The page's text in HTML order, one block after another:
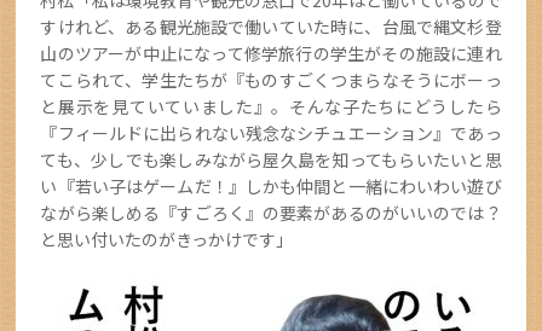
すけれど、ある観光施設で働いていた時に、台風で縄文杉登
山のツアーが中止になって修学旅行の学生がその施設に連れ
てこられて、学生たちが『ものすごくつまらなそうにボーっ
と展示を見ていていました』。そんな子たちにどうしたら
『フィールドに出られない残念なシチュエーション』であっ
ても、少しでも楽しみながら屋久島を知ってもらいたいと思
い『若い子はゲームだ！』しかも仲間と一緒にわいわい遊び
ながら楽しめる『すごろく』の要素があるのがいいのでは？
と思い付いたのがきっかけです」